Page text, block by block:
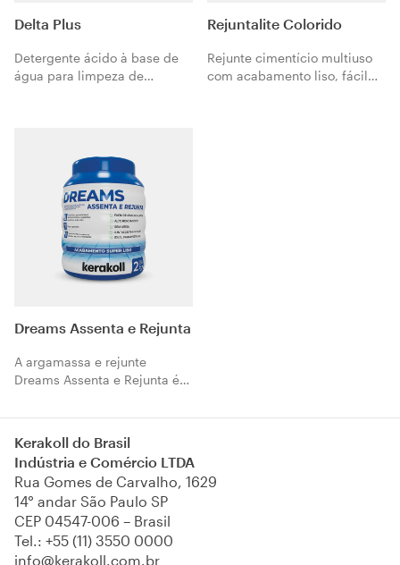
Delta Plus
Detergente ácido à base de
água para limpeza de
Rejuntalite Colorido
Rejunte cimentício multiuso
com acabamento liso, fácil
Dreams Assenta e Rejunta
A argamassa e rejunte
Dreams Assenta e Rejunta é
cimentícia de altíssima
cimento, agregados
selecionados especiais,
pigmentos e fixadores de cor,
polímeros e resinas redutores
de permeabilidade, além de
aditivos não tóxicos.
Kerakoll do Brasil
Indústria e Comércio LTDA
Rua Gomes de Carvalho, 1629
14° andar São Paulo SP
CEP 04547-006 – Brasil
Tel.: +55 (11) 3550 0000
info@kerakoll.com.br